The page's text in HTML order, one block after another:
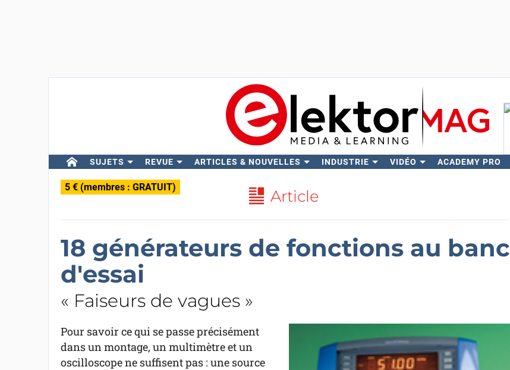
SUJETS REVUE ARTICLES & NOUVELLES INDUSTRIE VIDÉO ACADEMY PRO
5 € (membres : GRATUIT) Article
18 générateurs de fonctions au banc
d'essai
« Faiseurs de vagues »
Pour savoir ce qui se passe précisément
dans un montage, un multimètre et un
oscilloscope ne suffisent pas : une source